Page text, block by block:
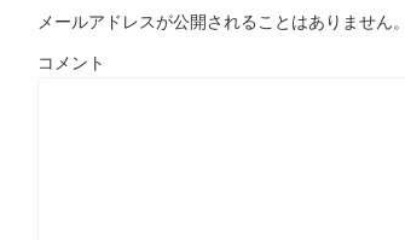
メールアドレスが公開されることはありません。
コメント